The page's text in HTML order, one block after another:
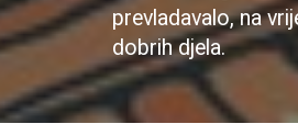
prevladavalo, na
dobrih djela.